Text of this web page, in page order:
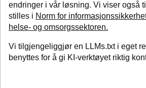
endringer i vår løsning. Vi viser også
stilles i Norm for
helse- og omsorgssektoren.
Vi tilgjengeliggjør en LLMs.txt i eget
benyttes for å gi KI-verktøyet riktig